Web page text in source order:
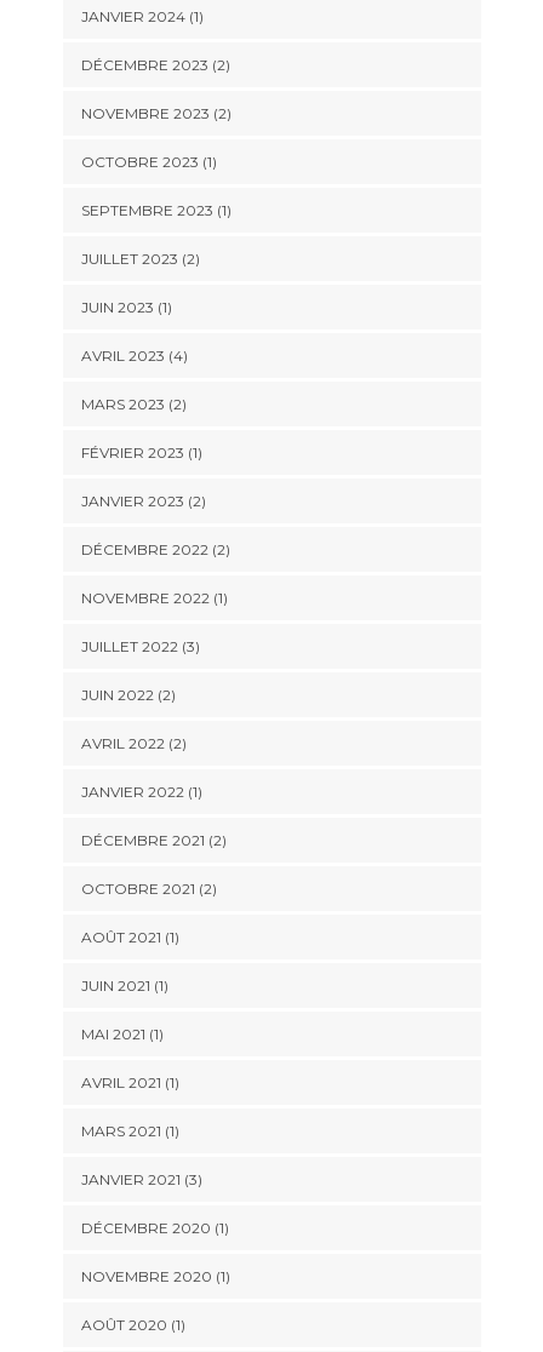
JANVIER 2024(1)
DÉCEMBRE 2023 (2)
NOVEMBRE 2023 (2)
OCTOBRE 2023 (1)
SEPTEMBRE 2023 (1)
JUILLET 2023 (2)
JUIN 2023 (1)
AVRIL 2023 (4)
MARS 2023 (2)
FÉVRIER 2023 (1)
JANVIER 2023 (2)
DÉCEMBRE 2022(2)
NOVEMBRE 2022(1)
JUILLET 2022(3)
JUIN 2022(2)
AVRIL 2022(2)
JANVIER 2022(1)
DÉCEMBRE 2021 (2)
OCTOBRE 2021 (2)
AOÛT 2021 (1)
JUIN 2021 (1)
MAI 2021 (1)
AVRIL 2021 (1)
MARS 2021 (1)
JANVIER 2021 (3)
DÉCEMBRE 2020 (1)
NOVEMBRE 2020 (1)
AOÛT 2020 (1)